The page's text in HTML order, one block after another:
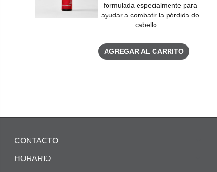
formulada especialmente para
ayudar a combatir la pérdida de
cabello …
AGREGAR AL CARRITO
CONTACTO
HORARIO